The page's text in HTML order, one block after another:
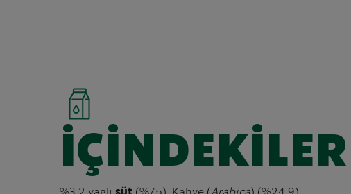
İÇINDEKILER